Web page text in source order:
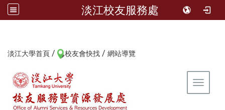
淡江校友服務處
淡江大學首頁 / 校友會快找 / 網站導覽
Toggle